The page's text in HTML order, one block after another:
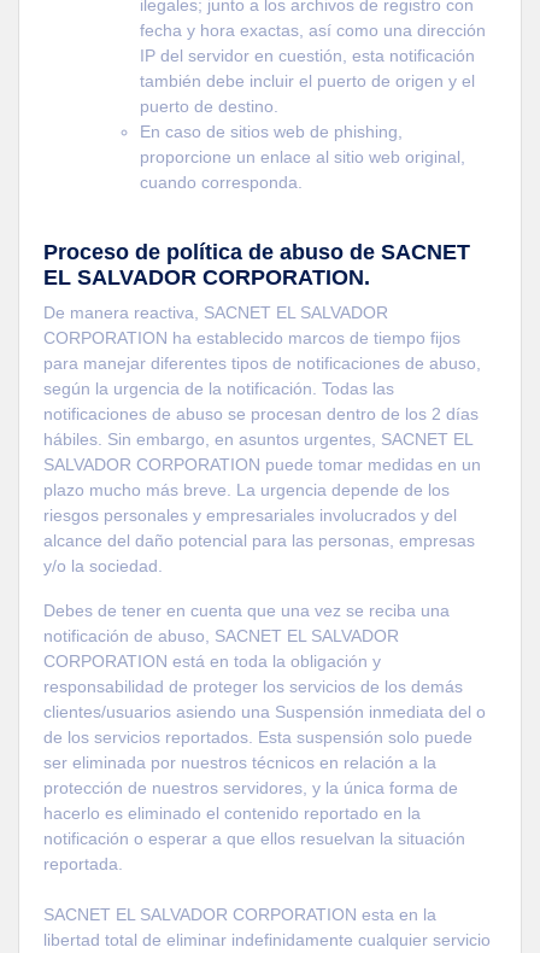
ilegales; junto a los archivos de registro con
fecha y hora exactas, así como una dirección
IP del servidor en cuestión, esta notificación
también debe incluir el puerto de origen y el
puerto de destino.
En caso de sitios web de phishing,
proporcione un enlace al sitio web original,
cuando corresponda.
Proceso de política de abuso de SACNET
EL SALVADOR CORPORATION.
De manera reactiva, SACNET EL SALVADOR
CORPORATION ha establecido marcos de tiempo fijos
para manejar diferentes tipos de notificaciones de abuso,
según la urgencia de la notificación. Todas las
notificaciones de abuso se procesan dentro de los 2 días
hábiles. Sin embargo, en asuntos urgentes, SACNET EL
SALVADOR CORPORATION puede tomar medidas en un
plazo mucho más breve. La urgencia depende de los
riesgos personales y empresariales involucrados y del
alcance del daño potencial para las personas, empresas
y/o la sociedad.
Debes de tener en cuenta que una vez se reciba una
notificación de abuso, SACNET EL SALVADOR
CORPORATION está en toda la obligación y
responsabilidad de proteger los servicios de los demás
clientes/usuarios asiendo una Suspensión inmediata del o
de los servicios reportados. Esta suspensión solo puede
ser eliminada por nuestros técnicos en relación a la
protección de nuestros servidores, y la única forma de
hacerlo es eliminado el contenido reportado en la
notificación o esperar a que ellos resuelvan la situación
reportada.
SACNET EL SALVADOR CORPORATION esta en la
libertad total de eliminar indefinidamente cualquier servicio